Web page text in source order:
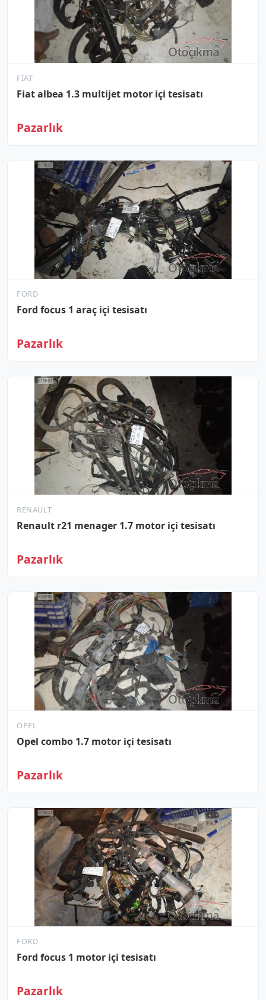
FIAT
Fiat albea 1.3 multijet motor içi tesisatı
Pazarlık
FORD
Ford focus 1 araç içi tesisatı
Pazarlık
RENAULT
Renault r21 menager 1.7 motor içi tesisatı
Pazarlık
OPEL
Opel combo 1.7 motor içi tesisatı
Pazarlık
FORD
Ford focus 1 motor içi tesisatı
Pazarlık